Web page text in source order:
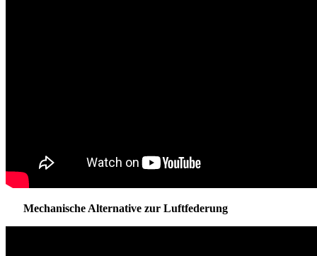
Mechanische Alternative zur Luftfederung